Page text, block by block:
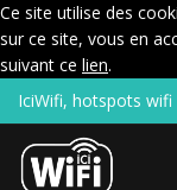
Ce site utilise des
sur ce site, vous en
suivant ce lien.
IciWifi, hotspots wifi